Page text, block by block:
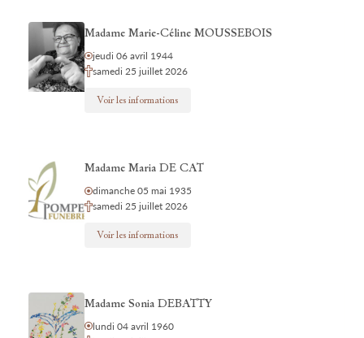
Madame Marie-Céline MOUSSEBOIS
jeudi 06 avril 1944
samedi 25 juillet 2026
Voir les informations
Madame Maria DE CAT
dimanche 05 mai 1935
samedi 25 juillet 2026
Voir les informations
Madame Sonia DEBATTY
lundi 04 avril 1960